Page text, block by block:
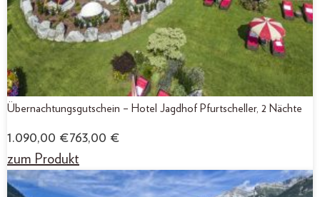
Übernachtungsgutschein – Hotel Jagdhof Pfurtscheller, 2 Nächte
1.090,00 €763,00 €
zum Produkt